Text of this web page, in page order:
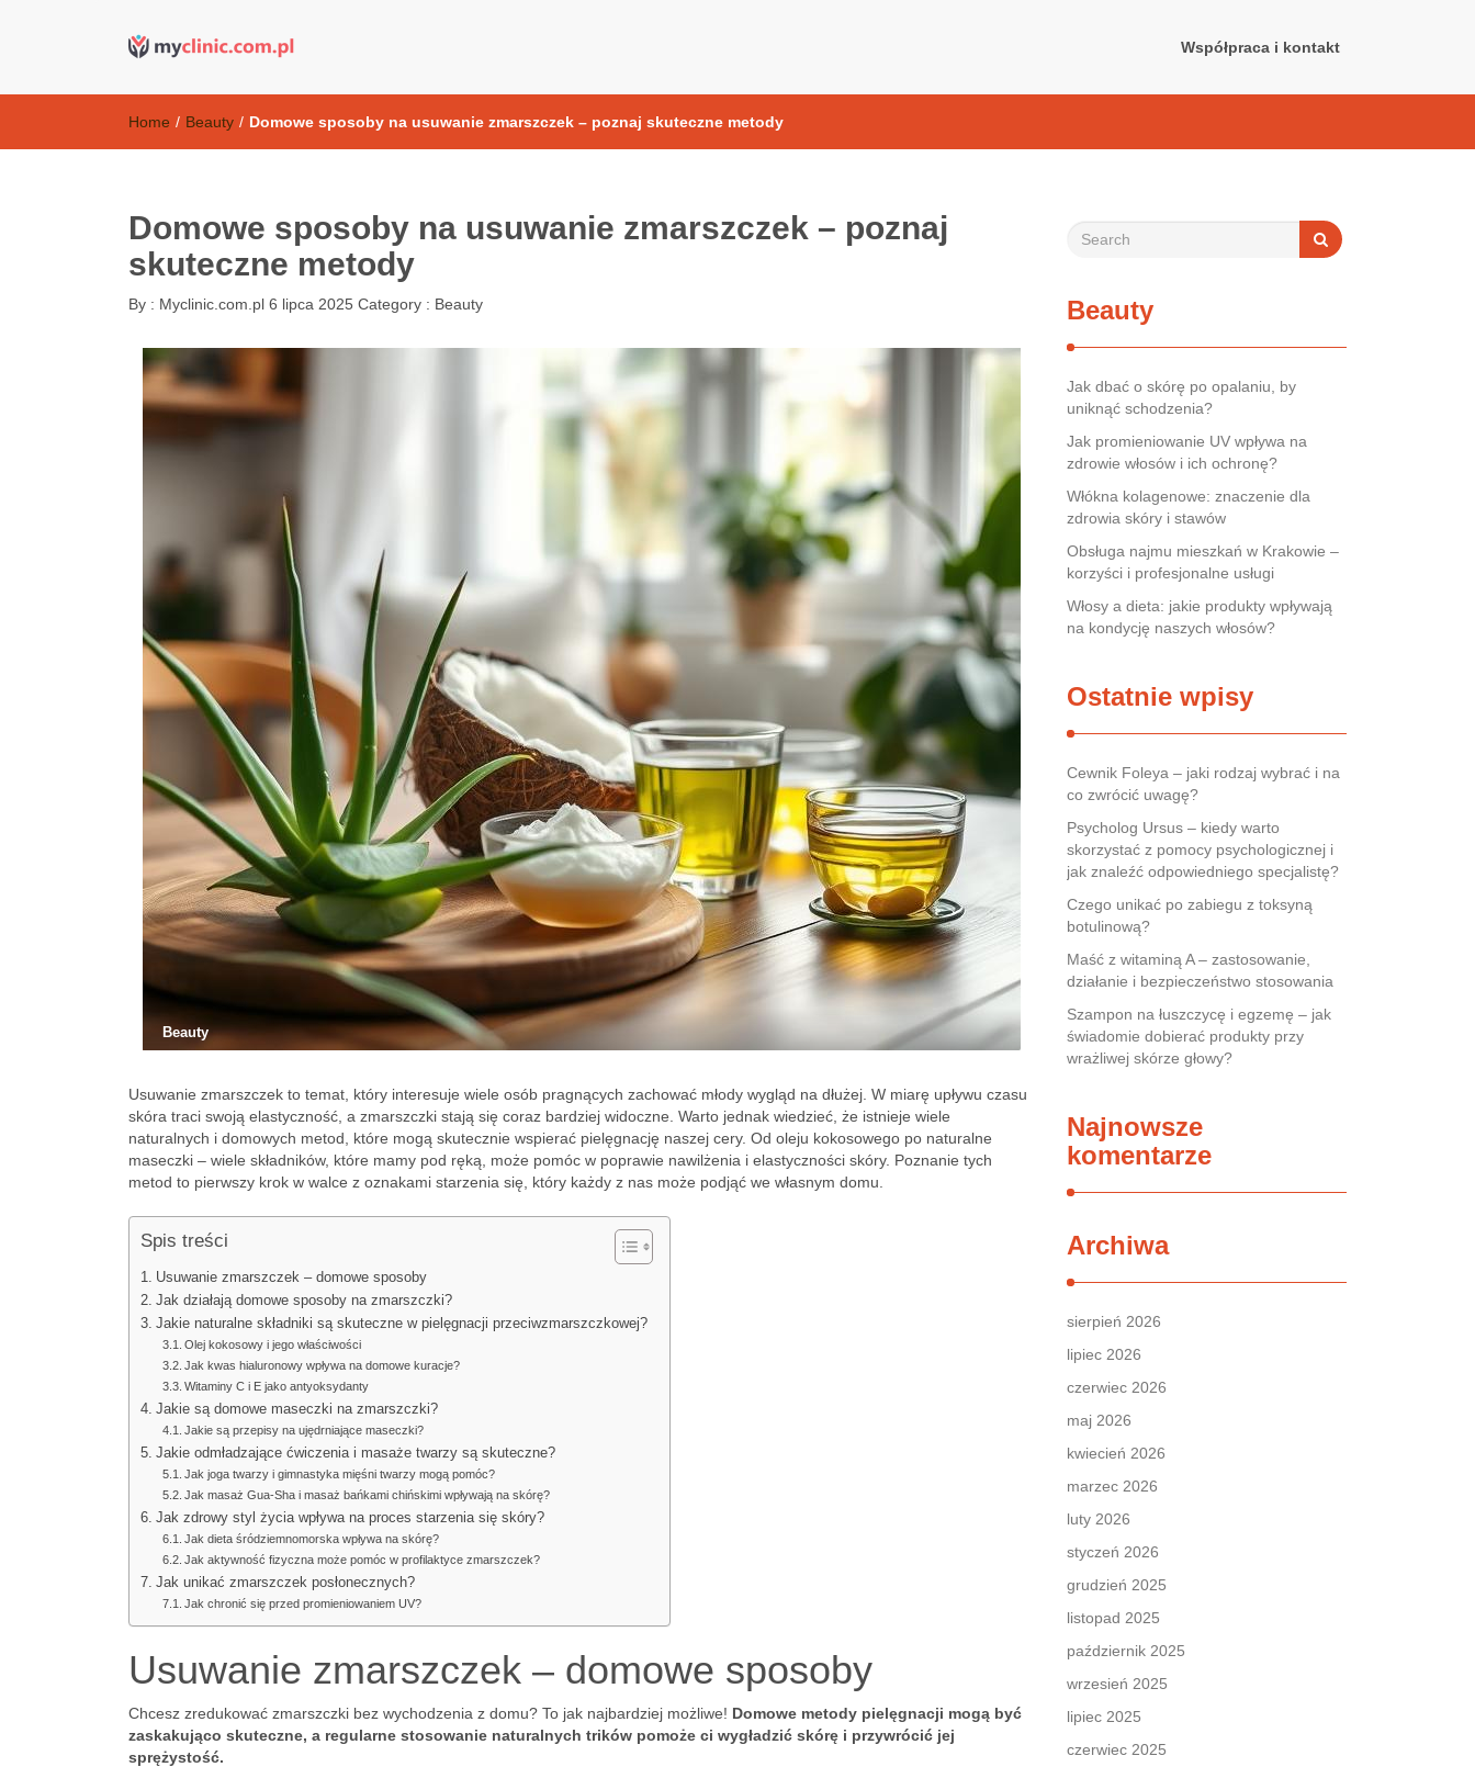
Współpraca i kontakt
Home / Beauty / Domowe sposoby na usuwanie zmarszczek – poznaj skuteczne metody
Domowe sposoby na usuwanie zmarszczek – poznaj
skuteczne metody
By : Myclinic.com.pl 6 lipca 2025 Category : Beauty
Beauty
Usuwanie zmarszczek to temat, który interesuje wiele osób pragnących zachować młody wygląd na dłużej. W miarę upływu czasu
skóra traci swoją elastyczność, a zmarszczki stają się coraz bardziej widoczne. Warto jednak wiedzieć, że istnieje wiele
naturalnych i domowych metod, które mogą skutecznie wspierać pielęgnację naszej cery. Od oleju kokosowego po naturalne
maseczki – wiele składników, które mamy pod ręką, może pomóc w poprawie nawilżenia i elastyczności skóry. Poznanie tych
metod to pierwszy krok w walce z oznakami starzenia się, który każdy z nas może podjąć we własnym domu.
Spis treści
Usuwanie zmarszczek – domowe sposoby
Jak działają domowe sposoby na zmarszczki?
Jakie naturalne składniki są skuteczne w pielęgnacji przeciwzmarszczkowej?
Olej kokosowy i jego właściwości
Jak kwas hialuronowy wpływa na domowe kuracje?
Witaminy C i E jako antyoksydanty
Jakie są domowe maseczki na zmarszczki?
Jakie są przepisy na ujędrniające maseczki?
Jakie odmładzające ćwiczenia i masaże twarzy są skuteczne?
Jak joga twarzy i gimnastyka mięśni twarzy mogą pomóc?
Jak masaż Gua-Sha i masaż bańkami chińskimi wpływają na skórę?
Jak zdrowy styl życia wpływa na proces starzenia się skóry?
Jak dieta śródziemnomorska wpływa na skórę?
Jak aktywność fizyczna może pomóc w profilaktyce zmarszczek?
Jak unikać zmarszczek posłonecznych?
Jak chronić się przed promieniowaniem UV?
Usuwanie zmarszczek – domowe sposoby
Chcesz zredukować zmarszczki bez wychodzenia z domu? To jak najbardziej możliwe! Domowe metody pielęgnacji mogą być
zaskakująco skuteczne, a regularne stosowanie naturalnych trików pomoże ci wygładzić skórę i przywrócić jej
sprężystość.
Beauty
Jak dbać o skórę po opalaniu, by
uniknąć schodzenia?
Jak promieniowanie UV wpływa na
zdrowie włosów i ich ochronę?
Włókna kolagenowe: znaczenie dla
zdrowia skóry i stawów
Obsługa najmu mieszkań w Krakowie –
korzyści i profesjonalne usługi
Włosy a dieta: jakie produkty wpływają
na kondycję naszych włosów?
Ostatnie wpisy
Cewnik Foleya – jaki rodzaj wybrać i na
co zwrócić uwagę?
Psycholog Ursus – kiedy warto
skorzystać z pomocy psychologicznej i
jak znaleźć odpowiedniego specjalistę?
Czego unikać po zabiegu z toksyną
botulinową?
Maść z witaminą A – zastosowanie,
działanie i bezpieczeństwo stosowania
Szampon na łuszczycę i egzemę – jak
świadomie dobierać produkty przy
wrażliwej skórze głowy?
Najnowsze
komentarze
Archiwa
sierpień 2026
lipiec 2026
czerwiec 2026
maj 2026
kwiecień 2026
marzec 2026
luty 2026
styczeń 2026
grudzień 2025
listopad 2025
październik 2025
wrzesień 2025
lipiec 2025
czerwiec 2025